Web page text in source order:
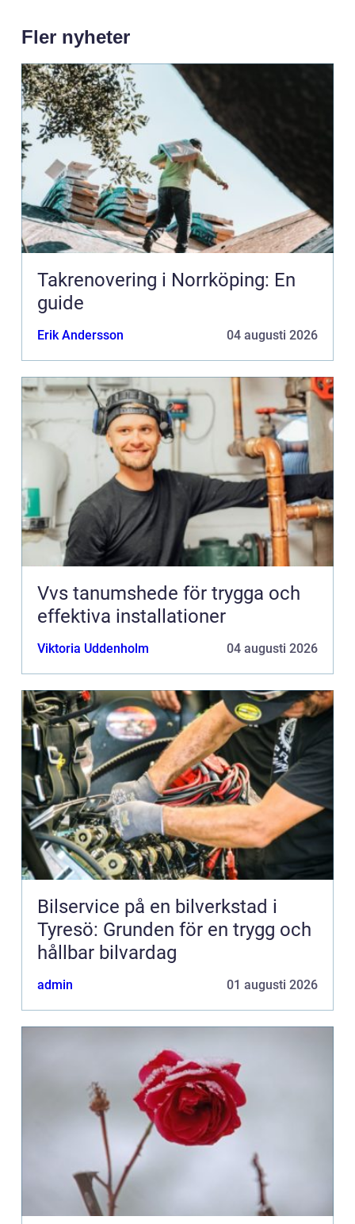
Fler nyheter
Takrenovering i Norrköping: En
guide
Erik Andersson 04 augusti 2026
Vvs tanumshede för trygga och
effektiva installationer
Viktoria Uddenholm 04 augusti 2026
Bilservice på en bilverkstad i
Tyresö: Grunden för en trygg och
hållbar bilvardag
admin 01 augusti 2026